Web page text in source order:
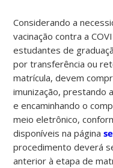
Considerando a
vacinação contra a
estudantes de
por transferência ou
matrícula, devem
imunização, prestando
e encaminhando o
meio eletrônico,
disponíveis na página
procedimento deverá
anterior à etapa de